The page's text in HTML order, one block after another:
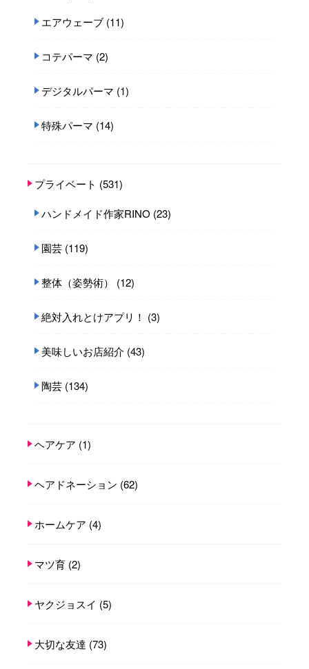
エアウェーブ (11)
コテパーマ (2)
デジタルパーマ (1)
特殊パーマ (14)
プライベート (531)
ハンドメイド作家RINO (23)
園芸 (119)
整体（姿勢術） (12)
絶対入れとけアプリ！ (3)
美味しいお店紹介 (43)
陶芸 (134)
ヘアケア (1)
ヘアドネーション (62)
ホームケア (4)
マツ育 (2)
ヤクジョスイ (5)
大切な友達 (73)